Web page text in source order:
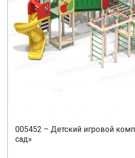
005452 – Детский игровой
сад»